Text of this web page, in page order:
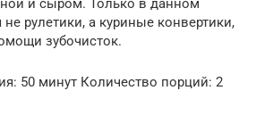
и сыром. Только в данном
не рулетики, а куриные конвертики,
зубочисток.
50 минут Количество порций: 2